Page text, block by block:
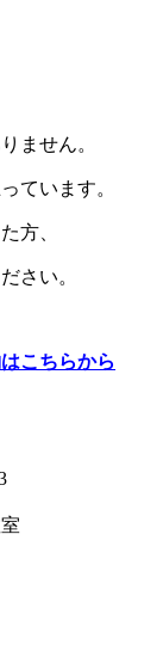
ません。
ています。
方、
さい。
こちらから